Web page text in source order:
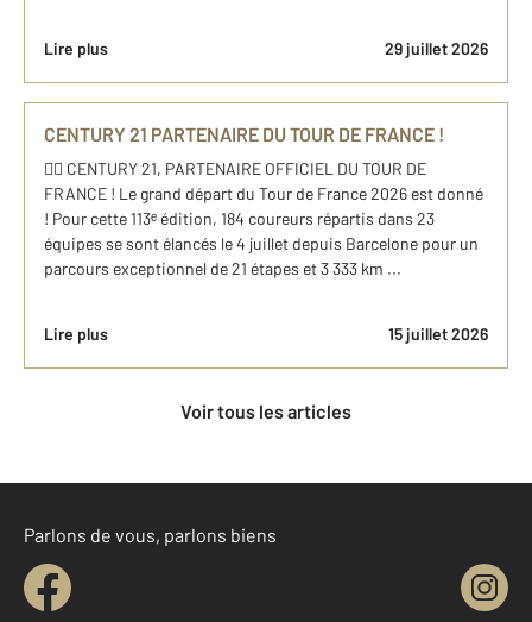
Lire plus 29 juillet 2026
CENTURY 21 PARTENAIRE DU TOUR DE FRANCE !
🚴‍♂️ CENTURY 21, PARTENAIRE OFFICIEL DU TOUR DE
FRANCE ! Le grand départ du Tour de France 2026 est donné
! Pour cette 113ᵉ édition, 184 coureurs répartis dans 23
équipes se sont élancés le 4 juillet depuis Barcelone pour un
parcours exceptionnel de 21 étapes et 3 333 km ...
Lire plus 15 juillet 2026
Voir tous les articles
Parlons de vous, parlons biens